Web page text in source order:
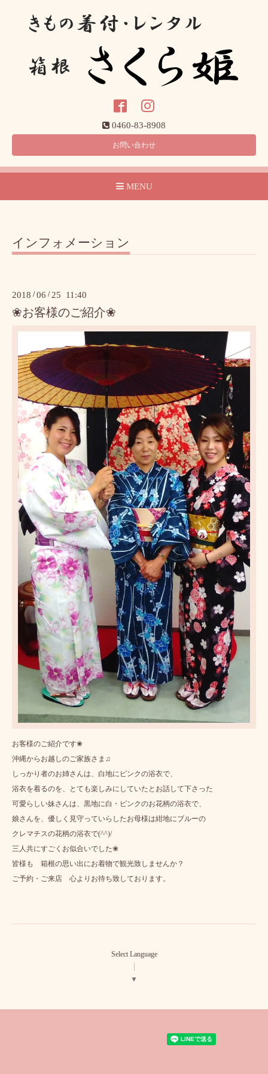
0460-83-8908
お問い合わせ
MENU
インフォメーション
2018 /06 / 25 11:40
❀お客様のご紹介❀
お客様のご紹介です❀
沖縄からお越しのご家族さま♫
しっかり者のお姉さんは、白地にピンクの浴衣で、
浴衣を着るのを、とても楽しみにしていたとお話して下さった
可愛らしい妹さんは、黒地に白・ピンクのお花柄の浴衣で、
娘さんを、優しく見守っていらしたお母様は紺地にブルーの
クレマチスの花柄の浴衣で(^^)/
三人共にすごくお似合いでした❀
皆様も 箱根の思い出にお着物で観光致しませんか？
ご予約・ご来店 心よりお待ち致しております。
Select Language
▼